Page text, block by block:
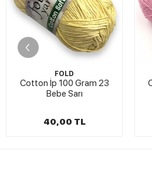
FOLD
Cotton İp 100 Gram 23
Bebe Sarı
40,00 TL